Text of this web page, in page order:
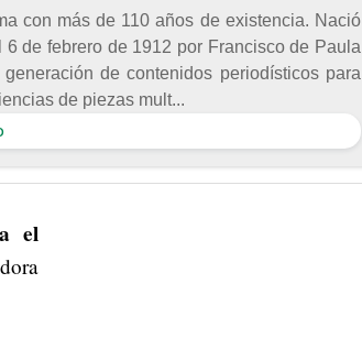
con más de 110 años de existencia. Nació
de febrero de 1912 por Francisco de Paula
de contenidos periodísticos para
de piezas mult...
el